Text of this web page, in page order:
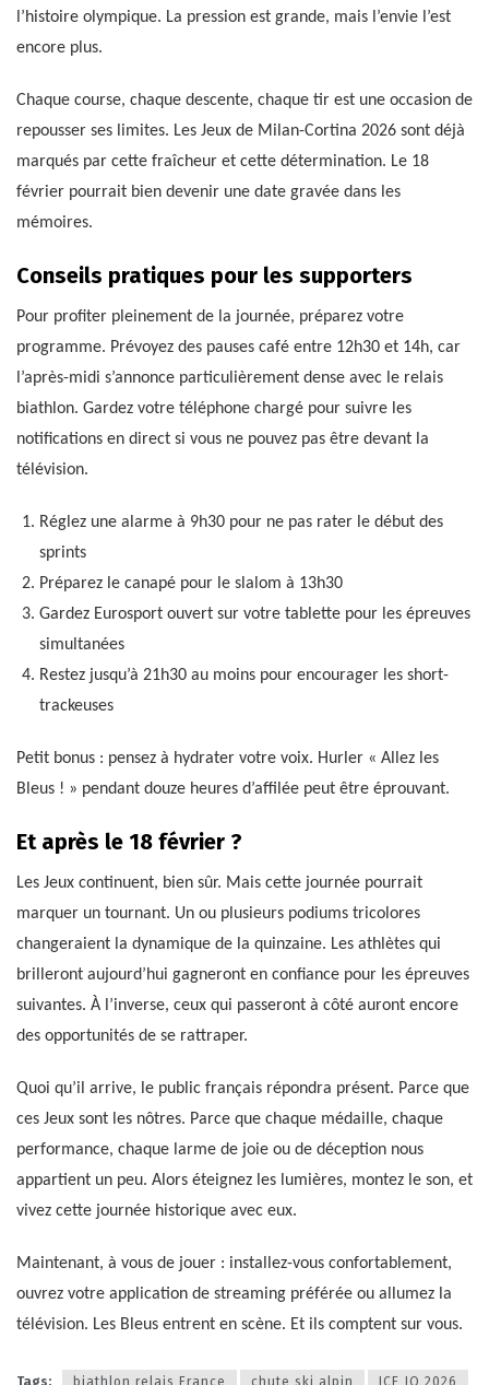
l’histoire olympique. La pression est grande, mais l’envie l’est
encore plus.
Chaque course, chaque descente, chaque tir est une occasion de
repousser ses limites. Les Jeux de Milan-Cortina 2026 sont déjà
marqués par cette fraîcheur et cette détermination. Le 18
février pourrait bien devenir une date gravée dans les
mémoires.
Conseils pratiques pour les supporters
Pour profiter pleinement de la journée, préparez votre
programme. Prévoyez des pauses café entre 12h30 et 14h, car
l’après-midi s’annonce particulièrement dense avec le relais
biathlon. Gardez votre téléphone chargé pour suivre les
notifications en direct si vous ne pouvez pas être devant la
télévision.
Réglez une alarme à 9h30 pour ne pas rater le début des
sprints
Préparez le canapé pour le slalom à 13h30
Gardez Eurosport ouvert sur votre tablette pour les épreuves
simultanées
Restez jusqu’à 21h30 au moins pour encourager les short-
trackeuses
Petit bonus : pensez à hydrater votre voix. Hurler « Allez les
Bleus ! » pendant douze heures d’affilée peut être éprouvant.
Et après le 18 février ?
Les Jeux continuent, bien sûr. Mais cette journée pourrait
marquer un tournant. Un ou plusieurs podiums tricolores
changeraient la dynamique de la quinzaine. Les athlètes qui
brilleront aujourd’hui gagneront en confiance pour les épreuves
suivantes. À l’inverse, ceux qui passeront à côté auront encore
des opportunités de se rattraper.
Quoi qu’il arrive, le public français répondra présent. Parce que
ces Jeux sont les nôtres. Parce que chaque médaille, chaque
performance, chaque larme de joie ou de déception nous
appartient un peu. Alors éteignez les lumières, montez le son, et
vivez cette journée historique avec eux.
Maintenant, à vous de jouer : installez-vous confortablement,
ouvrez votre application de streaming préférée ou allumez la
télévision. Les Bleus entrent en scène. Et ils comptent sur vous.
Tags: biathlon relais France chute ski alpin ICE JO 2026